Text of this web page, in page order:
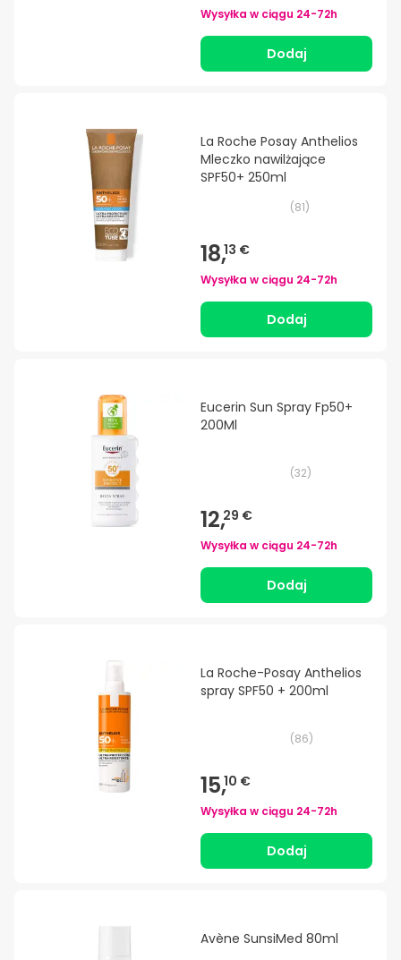
Wysyłka w ciągu 24-72h
Dodaj
La Roche Posay Anthelios
Mleczko nawilżające
SPF50+ 250ml
(81)
18,13 €
Wysyłka w ciągu 24-72h
Dodaj
Eucerin Sun Spray Fp50+
200Ml
(32)
12,29 €
Wysyłka w ciągu 24-72h
Dodaj
La Roche-Posay Anthelios
spray SPF50 + 200ml
(86)
15,10 €
Wysyłka w ciągu 24-72h
Dodaj
Avène SunsiMed 80ml